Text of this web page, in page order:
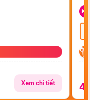
Xem chi tiết